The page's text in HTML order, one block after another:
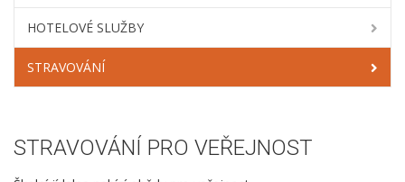
HOTELOVÉ SLUŽBY
STRAVOVÁNÍ
STRAVOVÁNÍ PRO VEŘEJNOST